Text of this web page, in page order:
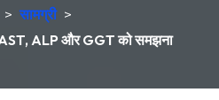
> सामग्री >
ALP और GGT को समझना